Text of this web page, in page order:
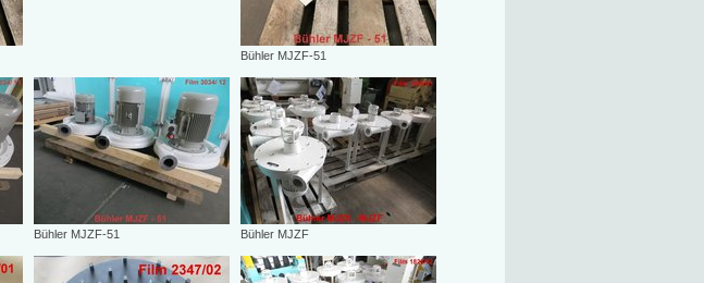
Bühler MJZF-51
Bühler MJZF-51 Bühler MJZF